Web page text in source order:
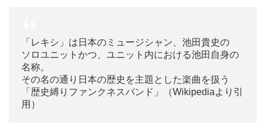
「レキシ」は日本のミュージシャン、池田貴史の
ソロユニットかつ、ユニット内における池田自身の
名称。
その名の通り日本の歴史を主題とした楽曲を扱う
「歴史縛りファンクネスバンド」（Wikipediaより引
用）